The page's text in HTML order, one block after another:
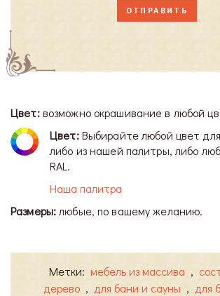
Цвет:возможно окрашивание в любой
Цвет:Выбирайте любой цвет
либо из нашей палитры, либо
RAL.
Наша палитра
Размеры: любые, по вашему желанию.
Метки: мебель из массива ,
дерево , для бани и сауны , для